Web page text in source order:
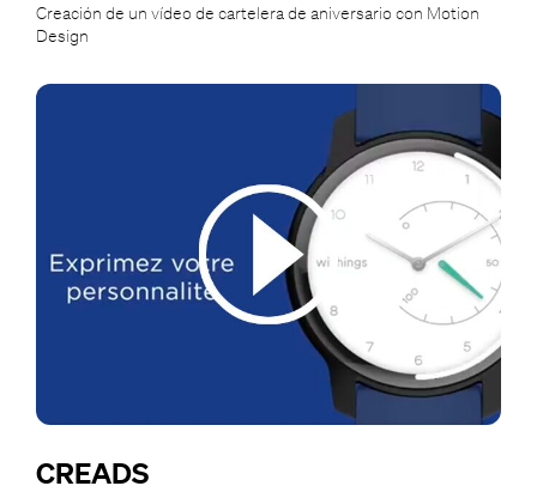
Creación de un vídeo de cartelera de aniversario con Motion
Design
CREADS